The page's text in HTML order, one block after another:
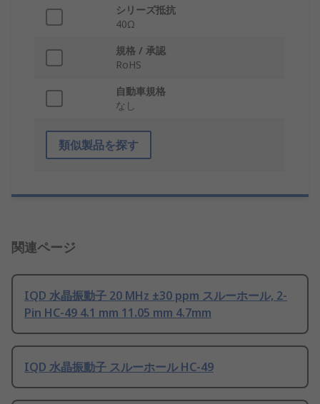
シリーズ抵抗
40Ω
規格 / 承認
RoHS
自動車規格
なし
類似製品を探す
関連ページ
IQD 水晶振動子 20 MHz ±30 ppm スルーホール, 2-
Pin HC-49 4.1 mm 11.05 mm 4.7mm
IQD 水晶振動子 スルーホール HC-49